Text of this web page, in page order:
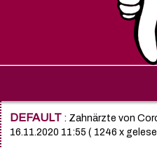
DEFAULT: Zahnärzte von
16.11.2020 11:55 ( 1246 x